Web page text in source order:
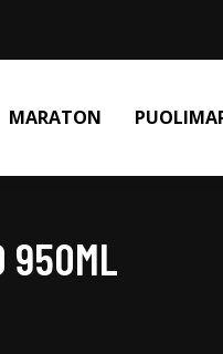
MARATON
950ML